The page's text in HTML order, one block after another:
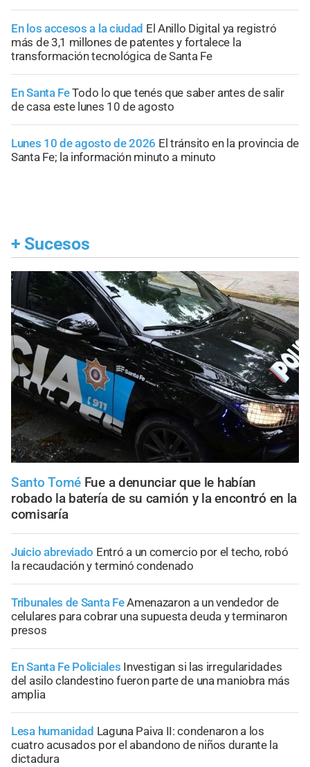
En los accesos a la ciudad El Anillo Digital ya registró
más de 3,1 millones de patentes y fortalece la
transformación tecnológica de Santa Fe
En Santa FeTodo lo que tenés que saber antes de salir
de casa este lunes 10 de agosto
Lunes 10 de agosto de 2026 El tránsito en la provincia de
Santa Fe; la información minuto a minuto
+ Sucesos
Santo Tomé Fue a denunciar que le habían
robado la batería de su camión y la encontró en la
comisaría
Juicio abreviado Entró a un comercio por el techo, robó
la recaudación y terminó condenado
Tribunales de Santa FeAmenazaron a un vendedor de
celulares para cobrar una supuesta deuda y terminaron
presos
En Santa Fe Policiales Investigan si las irregularidades
del asilo clandestino fueron parte de una maniobra más
amplia
Lesa humanidad Laguna Paiva II: condenaron a los
cuatro acusados por el abandono de niños durante la
dictadura